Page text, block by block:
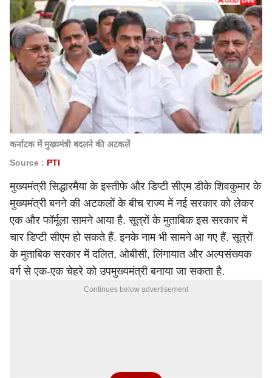
कर्नाटक में मुख्यमंत्री बदलने की अटकलें
Source : PTI
मुख्यमंत्री सिद्धारमैया के इस्तीफे और डिप्टी सीएम डीके शिवकुमार के
मुख्यमंत्री बनने की अटकलों के बीच राज्य में नई सरकार को लेकर
एक और फॉर्मूला सामने आया है. सूत्रों के मुताबिक इस सरकार में
चार डिप्टी सीएम हो सकते हैं. इनके नाम भी सामने आ गए हैं. सूत्रों
के मुताबिक सरकार में दलित, ओबीसी, लिंगायात और अल्पसंख्यक
वर्ग से एक-एक चेहरे को उपमुख्यमंत्री बनाया जा सकता है.
Continues below advertisement